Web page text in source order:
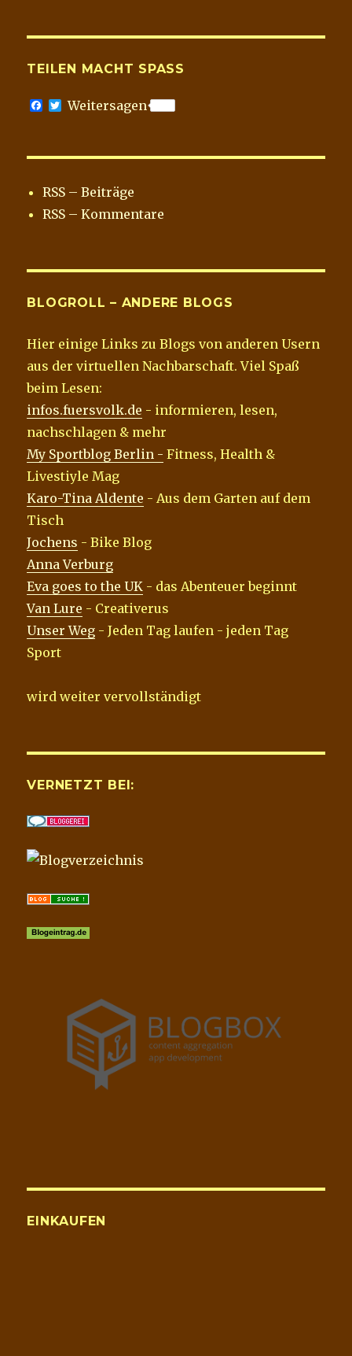
TEILEN MACHT SPASS
F
b
k
T
t
Weitersagen
RSS – Beiträge
RSS – Kommentare
BLOGROLL – ANDERE BLOGS
Hier einige Links zu Blogs von anderen Usern
aus der virtuellen Nachbarschaft. Viel Spaß
beim Lesen:
infos.fuersvolk.de - informieren, lesen,
nachschlagen & mehr
My Sportblog Berlin - Fitness, Health &
Livestiyle Mag
Karo-Tina Aldente - Aus dem Garten auf dem
Tisch
Jochens - Bike Blog
Anna Verburg
Eva goes to the UK - das Abenteuer beginnt
Van Lure - Creativerus
Unser Weg - Jeden Tag laufen - jeden Tag
Sport
wird weiter vervollständigt
VERNETZT BEI:
EINKAUFEN